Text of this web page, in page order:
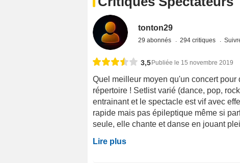
tonton29
29 abonnés 294 critiques
3,5Publiée le 15 novembre 2019
Quel meilleur moyen qu'un concert
répertoire ! Setlist varié (dance, pop,
entrainant et le spectacle est vif avec
rapide mais pas épileptique même si
seule, elle chante et danse en jouant
Lire plus